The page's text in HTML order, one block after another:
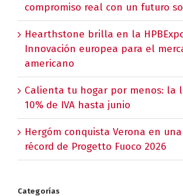
compromiso real con un futuro
Hearthstone brilla en la
Innovación europea para el
americano
Calienta tu hogar por menos: la
10% de IVA hasta junio
Hergóm conquista Verona en
récord de Progetto Fuoco 2026
Categorías